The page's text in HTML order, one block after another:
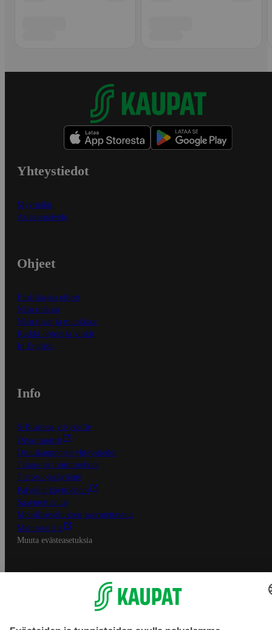
Yhteystiedot
Myymälät
Asiakaspalvelu
Ohjeet
Ensitilaajan ohjeet
Näin maksat
Näin tilaat ja muokkaat
Kaikki ohjeet ja vinkit
In English
Info
S-Business yrityksille
Oiva-raportit
Osuuskauppojen yhteystiedot
Tilaus- ja toimitusehdot
Tietosuojakäytäntö
Palvelun käyttöehdot
Saavutettavuus
Mobiilisovelluksen saavutettavuus
Mainostajalle
Muuta evästeasetuksia
S-ryhmän palvelut